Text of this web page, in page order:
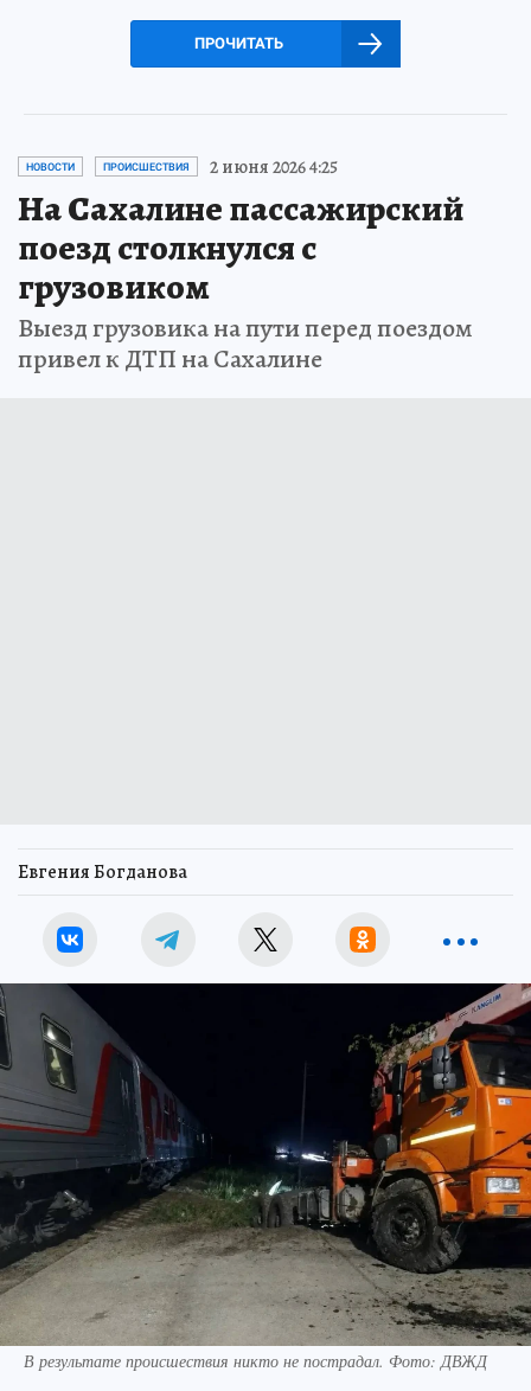
ПРОЧИТАТЬ
НОВОСТИ ПРОИСШЕСТВИЯ 2 июня 2026 4:25
На Сахалине пассажирский
поезд столкнулся с
грузовиком
Выезд грузовика на пути перед поездом
привел к ДТП на Сахалине
Евгения Богданова
В результате происшествия никто не пострадал. Фото: ДВЖД